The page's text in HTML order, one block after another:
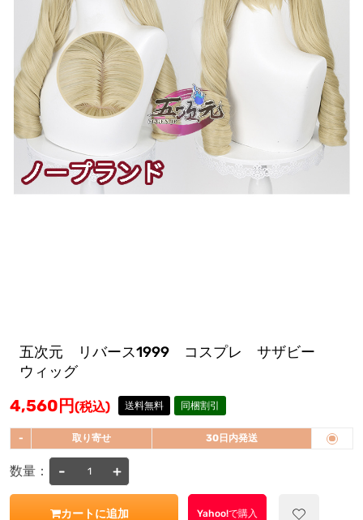
五次元 リバース1999 コスプレ サザビー
ウィッグ
4,560 円(税込) 送料無料 同梱割引
- 取り寄せ 30日内発送
数量： - +
カートに追加 Yahoo!で購入